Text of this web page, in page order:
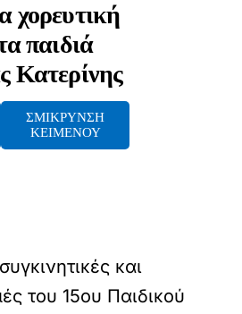
χορευτική
παιδιά
Κατερίνης
ΣΜΙΚΡΥΝΣΗ
ΚΕΙΜΕΝΟΥ
και
του 15ου Παιδικού